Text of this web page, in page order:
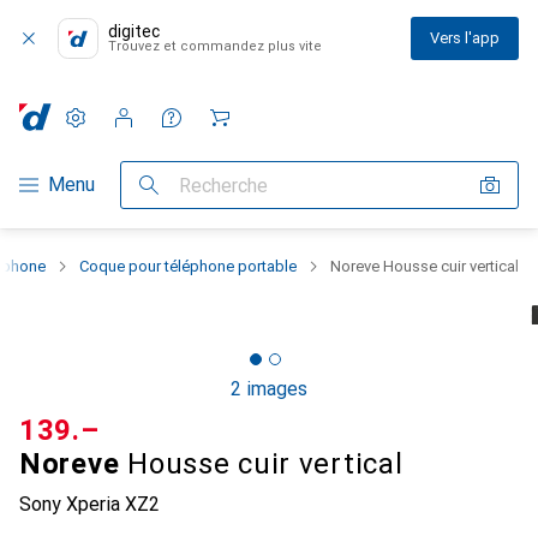
digitec
Trouvez et commandez plus vite Vers l'app
Navigation par catégorie
Menu Recherche
Paramètres
Compte client
Listes de comparaison
Listes d'envies
Panier
Coque pour téléphone portable Noreve Housse cuir vertical
2 images
Noreve Housse cuir vertical
Sony Xperia XZ2
CHF
139.–